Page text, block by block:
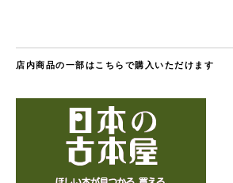
店内商品の一部はこちらで購入いただけます